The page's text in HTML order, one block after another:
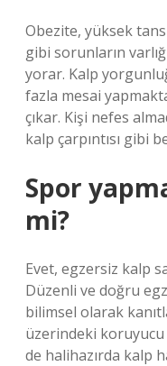
Obezite, yüksek
gibi sorunların
yorar. Kalp
fazla mesai
çıkar. Kişi nefes
kalp çarpıntısı gibi
Spor
mi?
Evet, egzersiz kalp
Düzenli ve doğru
bilimsel olarak
üzerindeki koruyucu
de halihazırda kalp